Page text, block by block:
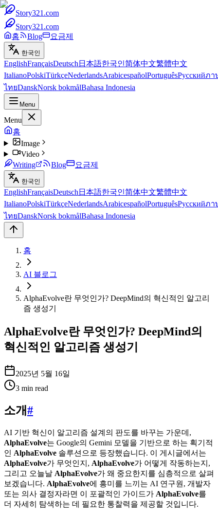
Story321.com
Story321.com
홈
Blog 요금제
한국인
EnglishFrançaisDeutsch 日本語한국인简体中文繁體中文
ItalianoPolskiTürkçeNederlandsArabicespañolPortuguêsРусскийภา
ไทยDanskNorsk bokmålBahasa Indonesia
Menu
Menu
홈
Image
Video
Writing
Blog 요금제
한국인
EnglishFrançaisDeutsch 日本語한국인简体中文繁體中文
ItalianoPolskiTürkçeNederlandsArabicespañolPortuguêsРусскийภา
ไทยDanskNorsk bokmålBahasa Indonesia
홈
AI 블로그
AlphaEvolve란 무엇인가? DeepMind의 혁신적인 알고리
즘 생성기
AlphaEvolve란 무엇인가? DeepMind의
혁신적인 알고리즘 생성기
2025년 5월 16일
3 min read
소개#
AI 기반 혁신이 알고리즘 설계의 판도를 바꾸는 가운데,
AlphaEvolve는 Google의 Gemini 모델을 기반으로 하는 획기적
인 AlphaEvolve 솔루션으로 등장했습니다. 이 게시글에서는
AlphaEvolve가 무엇인지, AlphaEvolve가 어떻게 작동하는지,
그리고 오늘날 AlphaEvolve가 왜 중요한지를 심층적으로 살펴
보겠습니다. AlphaEvolve에 흥미를 느끼는 AI 연구원, 개발자
또는 의사 결정자라면 이 포괄적인 가이드가 AlphaEvolve를
더 자세히 탐색하는 데 필요한 통찰력을 제공할 것입니다.